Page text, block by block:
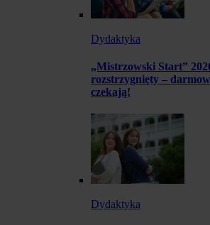
Dydaktyka
„Mistrzowski Start”
rozstrzygnięty –
czekają!
Dydaktyka